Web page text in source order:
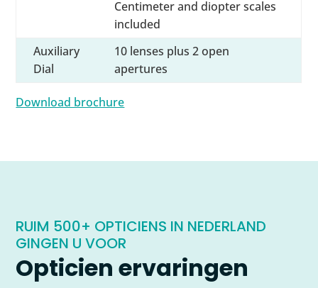
Centimeter and diopter scales
included
Auxiliary
Dial
10 lenses plus 2 open
apertures
Download brochure
RUIM 500+ OPTICIENS IN NEDERLAND
GINGEN U VOOR
Opticien ervaringen